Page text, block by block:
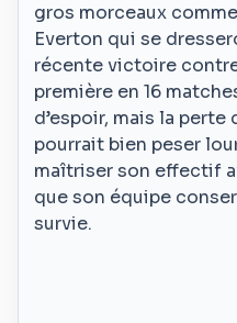
gros morceaux
Everton qui se
récente victoire
première en 16
d’espoir, mais la
pourrait bien peser
maîtriser son effectif
que son équipe
survie.